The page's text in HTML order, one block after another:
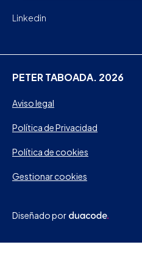
Linkedin
PETER TABOADA. 2026
Aviso legal
Política de Privacidad
Política de cookies
Gestionar cookies
Diseñado por